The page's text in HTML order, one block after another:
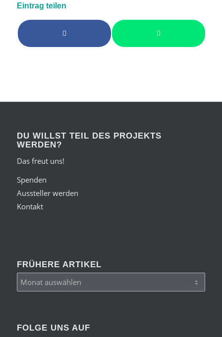
Eintrag teilen
DU WILLST TEIL DES PROJEKTS
WERDEN?
Das freut uns!
Spenden
Aussteller werden
Kontakt
FRÜHERE ARTIKEL
FOLGE UNS AUF